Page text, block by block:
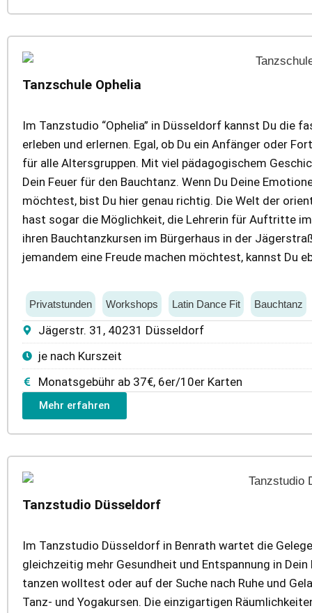
Tanzschule Ophelia
Im Tanzstudio “Ophelia” in Düsseldorf kannst Du die
erleben und erlernen. Egal, ob Du ein Anfänger oder
für alle Altersgruppen. Mit viel pädagogischem
Dein Feuer für den Bauchtanz. Wenn Du Deine
möchtest, bist Du hier genau richtig. Die Welt der
hast sogar die Möglichkeit, die Lehrerin für Auftritte
ihren Bauchtanzkursen im Bürgerhaus in der
jemandem eine Freude machen möchtest, kannst Du
Privatstunden Workshops Latin Dance Fit Bauchtanz
Jägerstr. 31, 40231 Düsseldorf
je nach Kurszeit
Monatsgebühr ab 37€, 6er/10er Karten
Mehr erfahren
Tanzstudio Düsseldorf
Im Tanzstudio Düsseldorf in Benrath wartet die
gleichzeitig mehr Gesundheit und Entspannung in
tanzen wolltest oder auf der Suche nach Ruhe und
Tanz- und Yogakursen. Die einzigartigen